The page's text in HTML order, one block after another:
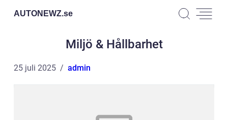
AUTONEWZ.se
Miljö & Hållbarhet
25 juli 2025 admin